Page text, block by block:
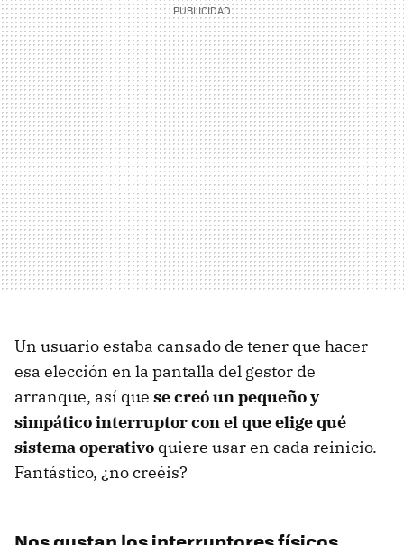
Un usuario estaba cansado de tener que hacer
esa elección en la pantalla del gestor de
arranque, así que se creó un pequeño y
simpático interruptor con el que elige qué
sistema operativo quiere usar en cada reinicio.
Fantástico, ¿no creéis?